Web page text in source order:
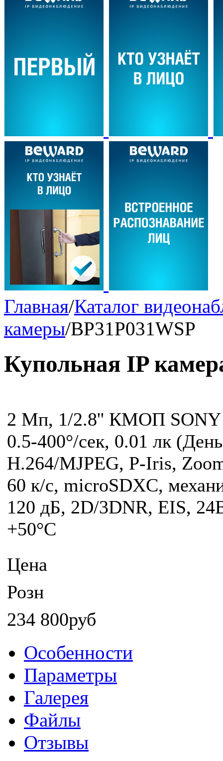
Главная/Каталог
камеры/BP31P031WSP
Купольная IP
2 Мп, 1/2.8'' КМОП SONY
0.5-400°/сек, 0.01 лк
Н.264/MJPEG, P-Iris,
60 к/с, microSDXC,
120 дБ, 2D/3DNR, EIS,
+50°C
Цена
Розн
234 800руб
Особенности
Параметры
Галерея
Файлы
Отзывы